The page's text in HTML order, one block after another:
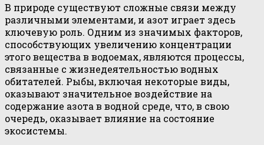
В природе существуют сложные связи между
различными элементами, и азот играет здесь
ключевую роль. Одним из значимых факторов,
способствующих увеличению концентрации
этого вещества в водоемах, являются процессы,
связанные с жизнедеятельностью водных
обитателей. Рыбы, включая некоторые виды,
оказывают значительное воздействие на
содержание азота в водной среде, что, в свою
очередь, оказывает влияние на состояние
экосистемы.